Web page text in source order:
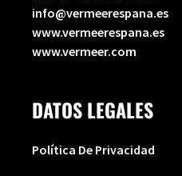
info@vermeerespana.es
www.vermeerespana.es
www.vermeer.com
DATOS LEGALES
Política De Privacidad